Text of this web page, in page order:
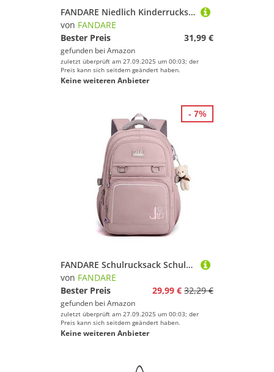
FANDARE Niedlich Kinderrucksack Schulranzen Mädchen Junge Schulrucksack Büchertaschen Rucksack Hochschule Schultertasche für Outdoor Reisen Schule Daypacks mit Gepäckfixierungsgurt Lila
von FANDARE
Bester Preis
31,99 €
gefunden bei Amazon
zuletzt überprüft am 27.09.2025 um 00:03; der
Preis kann sich seitdem geändert haben.
Keine weiteren Anbieter
FANDARE Schulrucksack Schulrucksack Ultraleicht Daypacks Kinderrucksack Schultasche Jungen Mädchen Rucksack Schulranzen Outdoor Reise Daypacks mit Plüsch Anhänger Wasserdicht Nylon Violett
von FANDARE
Bester Preis
29,99 € 32,29 €
gefunden bei Amazon
zuletzt überprüft am 27.09.2025 um 00:03; der
Preis kann sich seitdem geändert haben.
Keine weiteren Anbieter
- 7%